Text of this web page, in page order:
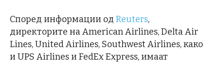
Според информации од Reuters,
директорите на American Airlines, Delta Air
Lines, United Airlines, Southwest Airlines, како
и UPS Airlines и FedEx Express, имаат